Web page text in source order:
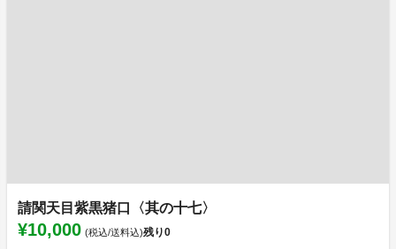
請関天目紫黒猪口〈其の十七〉
¥10,000 (税込/送料込)残り0